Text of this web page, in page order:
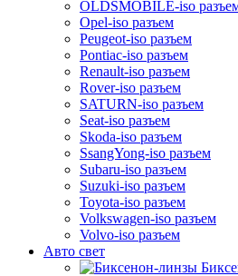
OLDSMOBILE-iso
Opel-iso разъем
Peugeot-iso разъем
Pontiac-iso разъем
Renault-iso разъем
Rover-iso разъем
SATURN-iso разъем
Seat-iso разъем
Skoda-iso разъем
SsangYong-iso разъем
Subaru-iso разъем
Suzuki-iso разъем
Toyota-iso разъем
Volkswagen-iso разъем
Volvo-iso разъем
Авто свет